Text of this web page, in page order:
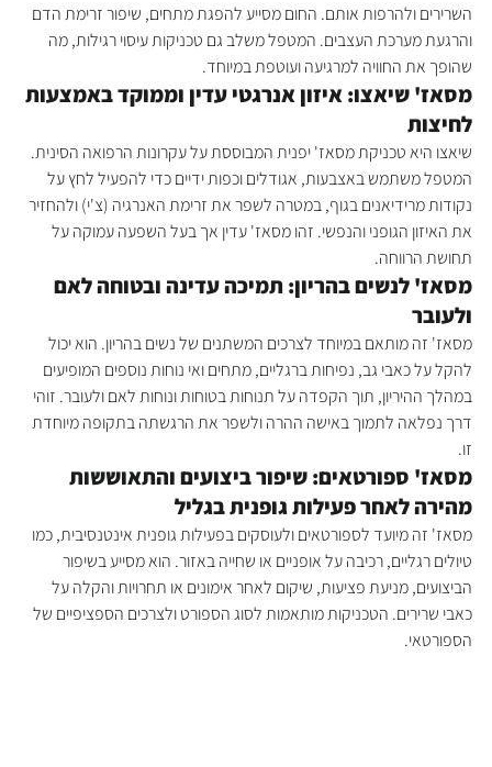
השרירים ולהרפות אותם. החום מסייע להפגת מתחים, שיפור זרימת הדם
והרגעת מערכת העצבים. המטפל משלב גם טכניקות עיסוי רגילות, מה
שהופך את החוויה למרגיעה ועוטפת במיוחד.
מסאז' שיאצו: איזון אנרגטי עדין וממוקד באמצעות
לחיצות
שיאצו היא טכניקת מסאז' יפנית המבוססת על עקרונות הרפואה הסינית.
המטפל משתמש באצבעות, אגודלים וכפות ידיים כדי להפעיל לחץ על
נקודות מרידיאנים בגוף, במטרה לשפר את זרימת האנרגיה (צ'י) ולהחזיר
את האיזון הגופני והנפשי. זהו מסאז' עדין אך בעל השפעה עמוקה על
תחושת הרווחה.
מסאז' לנשים בהריון: תמיכה עדינה ובטוחה לאם
ולעובר
מסאז' זה מותאם במיוחד לצרכים המשתנים של נשים בהריון. הוא יכול
להקל על כאבי גב, נפיחות ברגליים, מתחים ואי נוחות נוספים המופיעים
במהלך ההיריון, תוך הקפדה על תנוחות בטוחות ונוחות לאם ולעובר. זוהי
דרך נפלאה לתמוך באישה ההרה ולשפר את הרגשתה בתקופה מיוחדת
זו.
מסאז' ספורטאים: שיפור ביצועים והתאוששות
מהירה לאחר פעילות גופנית בגליל
מסאז' זה מיועד לספורטאים ולעוסקים בפעילות גופנית אינטנסיבית, כמו
טיולים רגליים, רכיבה על אופניים או שחייה באזור. הוא מסייע בשיפור
הביצועים, מניעת פציעות, שיקום לאחר אימונים או תחרויות והקלה על
כאבי שרירים. הטכניקות מותאמות לסוג הספורט ולצרכים הספציפיים של
הספורטאי.